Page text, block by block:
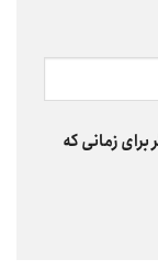
زمانی که